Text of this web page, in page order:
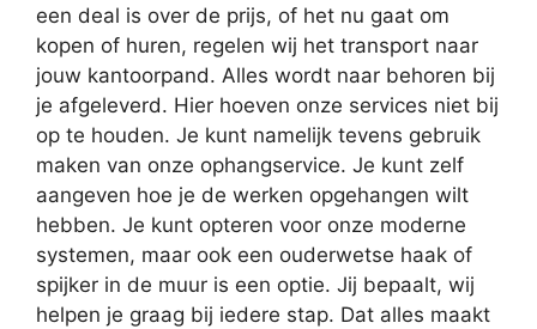
een deal is over de prijs, of het nu gaat om
kopen of huren, regelen wij het transport naar
jouw kantoorpand. Alles wordt naar behoren bij
je afgeleverd. Hier hoeven onze services niet bij
op te houden. Je kunt namelijk tevens gebruik
maken van onze ophangservice. Je kunt zelf
aangeven hoe je de werken opgehangen wilt
hebben. Je kunt opteren voor onze moderne
systemen, maar ook een ouderwetse haak of
spijker in de muur is een optie. Jij bepaalt, wij
helpen je graag bij iedere stap. Dat alles maakt